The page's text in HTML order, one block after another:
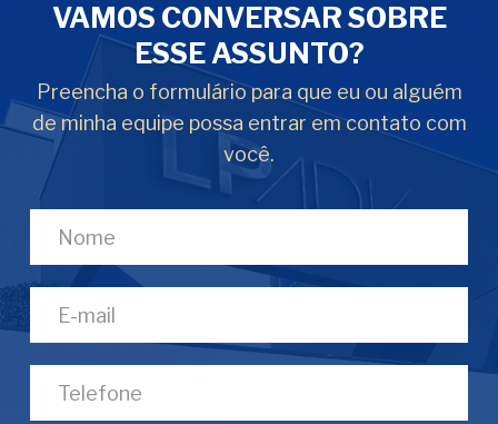
VAMOS CONVERSAR SOBRE
ESSE ASSUNTO?
Preencha o formulário para que eu ou alguém
de minha equipe possa entrar em contato com
você.